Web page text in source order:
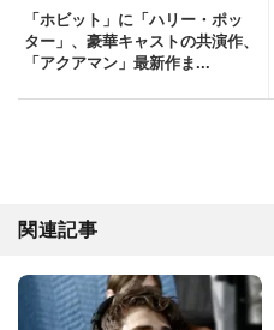
「ホビット」に「ハリー・ポッ
ター」、豪華キャストの共演作、
「アクアマン」最新作ま...
関連記事